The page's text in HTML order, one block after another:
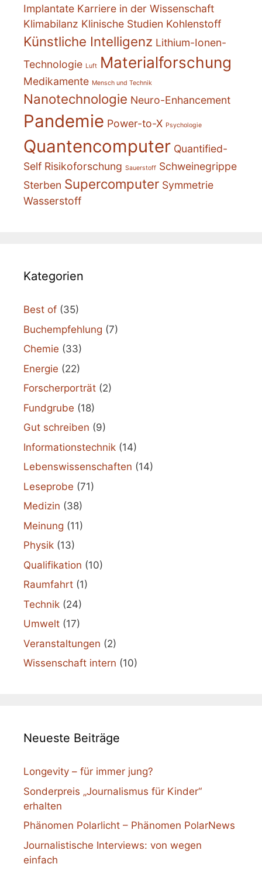
Implantate Karriere in der Wissenschaft
Klimabilanz Klinische Studien Kohlenstoff
Künstliche Intelligenz Lithium-Ionen-
Technologie Luft Materialforschung
Medikamente Mensch und Technik
Nanotechnologie Neuro-Enhancement
Pandemie Power-to-X Psychologie
Quantencomputer Quantified-
Self Risikoforschung Sauerstoff Schweinegrippe
Sterben Supercomputer Symmetrie
Wasserstoff
Kategorien
Best of (35)
Buchempfehlung (7)
Chemie (33)
Energie (22)
Forscherporträt (2)
Fundgrube (18)
Gut schreiben (9)
Informationstechnik (14)
Lebenswissenschaften (14)
Leseprobe (71)
Medizin (38)
Meinung (11)
Physik (13)
Qualifikation (10)
Raumfahrt (1)
Technik (24)
Umwelt (17)
Veranstaltungen (2)
Wissenschaft intern (10)
Neueste Beiträge
Longevity – für immer jung?
Sonderpreis „Journalismus für Kinder“
erhalten
Phänomen Polarlicht – Phänomen PolarNews
Journalistische Interviews: von wegen
einfach